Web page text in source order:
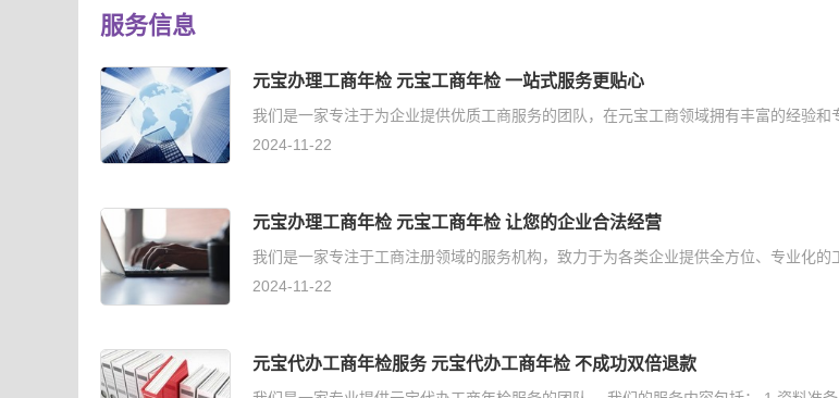
服务信息
元宝办理工商年检 元宝工商年检 一站式服务更贴心
我们是一家专注于为企业提供优质工商服务的团队，在元宝工商领域拥有丰富的经验
2024-11-22
元宝办理工商年检 元宝工商年检 让您的企业合法经营
我们是一家专注于工商注册领域的服务机构，致力于为各类企业提供全方位、专业化
2024-11-22
元宝代办工商年检服务 元宝代办工商年检 不成功双倍退款